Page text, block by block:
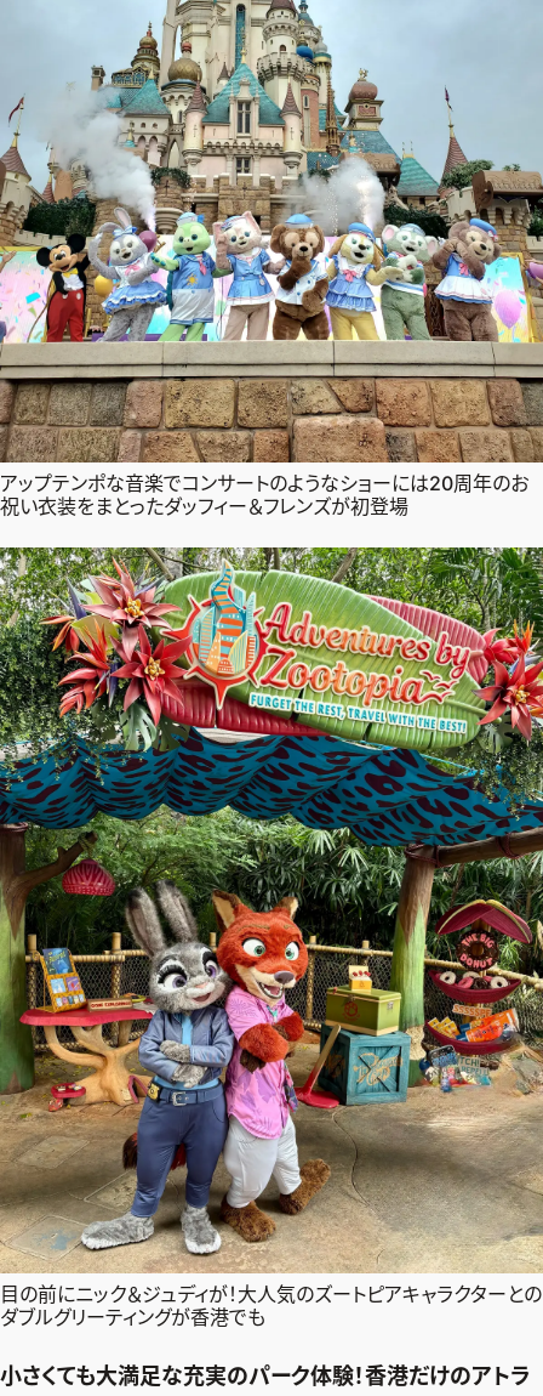
アップテンポな音楽でコンサートのようなショーには20周年のお
祝い衣装をまとったダッフィー＆フレンズが初登場
目の前にニック＆ジュディが！大人気のズートピアキャラクターとの
ダブルグリーティングが香港でも
小さくても大満足な充実のパーク体験！香港だけのアトラ